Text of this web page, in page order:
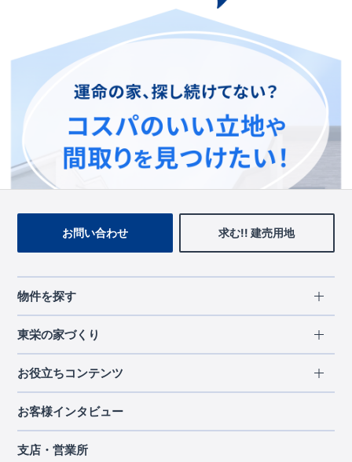
この物件を見ている人に
おすすめの物件
お問い合わせ 求む!! 建売用地
物件を探す
エリアから探す
北海道・東北
北海道
宮城県
千葉県
東栄の家づくり
長期優良住宅
住宅性能評価書
ブルーミングガーデンは地震につよい<建物編>
お役立ちコンテンツ
ご契約までの道のり
現地見学ガイド
お客様インタビュー
支店・営業所